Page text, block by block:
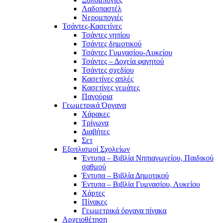
Λαδοπαστέλ
Νερομπογιές
Τσάντες-Κασετίνες
Τσάντες νηπίου
Τσάντες δημοτικού
Τσάντες Γυμνασίου-Λυκείου
Τσάντες – Δοχεία φαγητού
Τσάντες σχεδίου
Κασετίνες απλές
Κασετίνες γεμάτες
Παγούρια
Γεωμετρικά Όργανα
Χάρακες
Τρίγωνα
Διαβήτες
Σετ
Εξοπλισμοί Σχολείων
Έντυπα – Βιβλία Νηπιαγωγείου, Παιδικού
σαθμού
Έντυπα – Βιβλία Δημοτικού
Έντυπα – Βιβλία Γυμνασίου, Λυκείου
Χάρτες
Πίνακες
Γεωμετρικά όργανα πίνακα
Αρχειοθέτηση